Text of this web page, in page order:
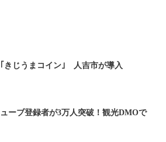
｢きじうまコイン｣ 人吉市が導入
ーブ登録者が3万人突破！観光DMOで